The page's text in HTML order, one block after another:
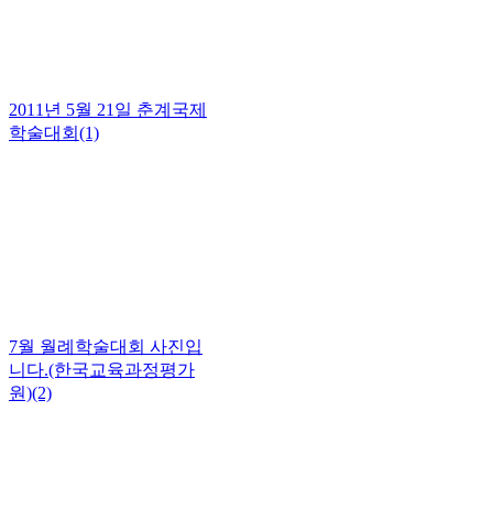
2011년 5월 21일 춘계국제
학술대회(1)
7월 월례학술대회 사진입
니다.(한국교육과정평가
원)(2)